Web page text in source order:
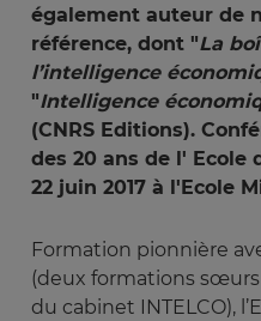
également auteur de
référence, dont "La
l’intelligence
"Intelligence
(CNRS Editions).
des 20 ans de l' Ecole
22 juin 2017 à l'Ecole
Formation pionnière
(deux formations
du cabinet INTELCO),